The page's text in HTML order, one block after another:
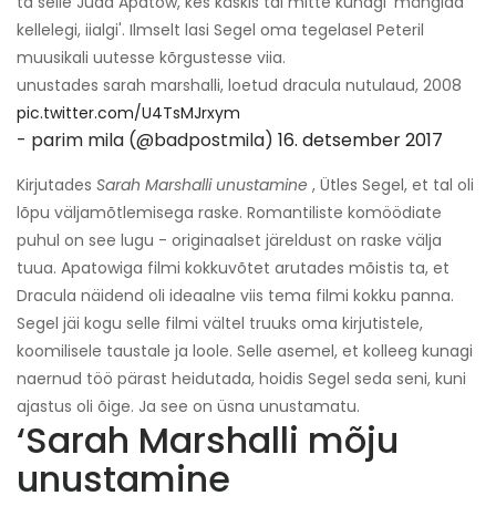
kellelegi, iialgi'. Ilmselt lasi Segel oma tegelasel Peteril
muusikali uutesse kõrgustesse viia.
unustades sarah marshalli, loetud dracula nutulaud, 2008
pic.twitter.com/U4TsMJrxym
- parim mila (@badpostmila) 16. detsember 2017
Kirjutades Sarah Marshalli unustamine , Ütles Segel, et tal oli
lõpu väljamõtlemisega raske. Romantiliste komöödiate
puhul on see lugu - originaalset järeldust on raske välja
tuua. Apatowiga filmi kokkuvõtet arutades mõistis ta, et
Dracula näidend oli ideaalne viis tema filmi kokku panna.
Segel jäi kogu selle filmi vältel truuks oma kirjutistele,
koomilisele taustale ja loole. Selle asemel, et kolleeg kunagi
naernud töö pärast heidutada, hoidis Segel seda seni, kuni
ajastus oli õige. Ja see on üsna unustamatu.
‘Sarah Marshalli mõju
unustamine